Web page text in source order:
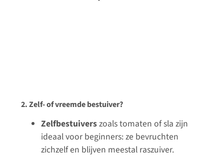
2. Zelf- of vreemde bestuiver?
Zelfbestuiverszoals tomaten of sla zijn
ideaal voor beginners: ze bevruchten
zichzelf en blijven meestal raszuiver.